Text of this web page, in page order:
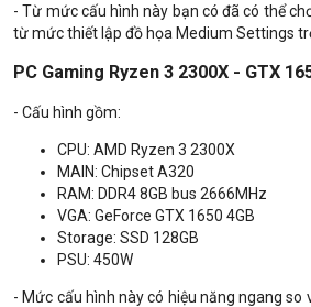
- Từ mức cấu hình này bạn có đã có thể
từ mức thiết lập đồ họa Medium Settings
PC Gaming Ryzen 3 2300X - GTX
- Cấu hình gồm:
CPU: AMD Ryzen 3 2300X
MAIN: Chipset A320
RAM: DDR4 8GB bus 2666MHz
VGA: GeForce GTX 1650 4GB
Storage: SSD 128GB
PSU: 450W
- Mức cấu hình này có hiệu năng ngang so